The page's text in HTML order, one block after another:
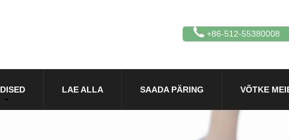
+86-512-55380008
LAE ALLA SAADA PÄRING VÕTKE